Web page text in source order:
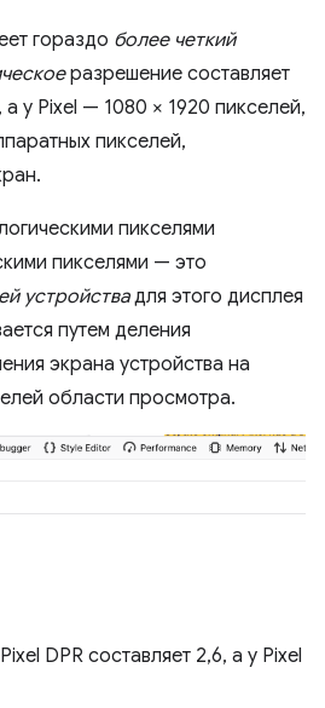
гораздо более четкий
разрешение составляет
а у Pixel — 1080 × 1920 пикселей,
пикселей,
пикселями
пикселями — это
устройствадля этого дисплея
путем деления
экрана устройства на
области просмотра.
DPR составляет 2,6, а у Pixel